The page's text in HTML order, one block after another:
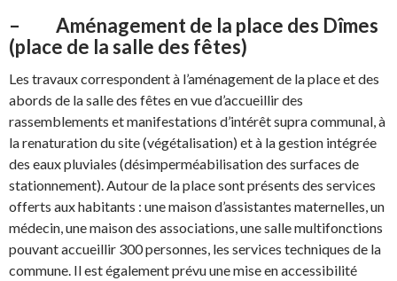
– Aménagement de la place des Dîmes
(place de la salle des fêtes)
Les travaux correspondent à l’aménagement de la place et des
abords de la salle des fêtes en vue d’accueillir des
rassemblements et manifestations d’intérêt supra communal, à
la renaturation du site (végétalisation) et à la gestion intégrée
des eaux pluviales (désimperméabilisation des surfaces de
stationnement). Autour de la place sont présents des services
offerts aux habitants : une maison d’assistantes maternelles, un
médecin, une maison des associations, une salle multifonctions
pouvant accueillir 300 personnes, les services techniques de la
commune. Il est également prévu une mise en accessibilité